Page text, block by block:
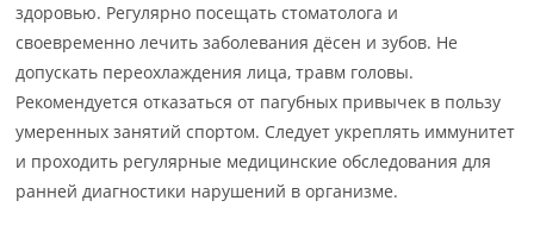
здоровью. Регулярно посещать стоматолога и
своевременно лечить заболевания дёсен и зубов. Не
допускать переохлаждения лица, травм головы.
Рекомендуется отказаться от пагубных привычек в пользу
умеренных занятий спортом. Следует укреплять иммунитет
и проходить регулярные медицинские обследования для
ранней диагностики нарушений в организме.